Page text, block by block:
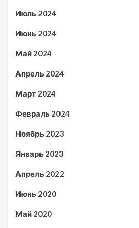
Июль 2024
Июнь 2024
Май 2024
Апрель 2024
Март 2024
Февраль 2024
Ноябрь 2023
Январь 2023
Апрель 2022
Июнь 2020
Май 2020